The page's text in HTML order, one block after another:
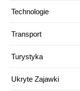
Technologie
Transport
Turystyka
Ukryte Zajawki